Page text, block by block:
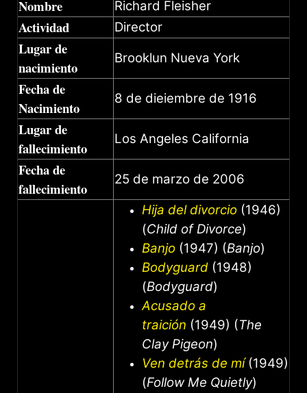
Nombre Richard Fleisher
Actividad Director
Lugar de
nacimiento
Brooklun Nueva York
Fecha de
Nacimiento
8 de dieiembre de 1916
Lugar de
fallecimiento
Los Angeles California
Fecha de
fallecimiento
25 de marzo de 2006
Hija del divorcio (1946)
(Child of Divorce)
Banjo (1947) (Banjo)
Bodyguard (1948)
(Bodyguard)
Acusado a
traición (1949) (The
Clay Pigeon)
Ven detrás de mí(1949)
(Follow Me Quietly)